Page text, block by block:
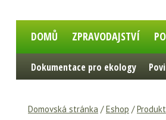
DOMŮ ZPRAVODAJSTVÍ
Dokumentace pro ekology
Domovská stránka /Eshop /